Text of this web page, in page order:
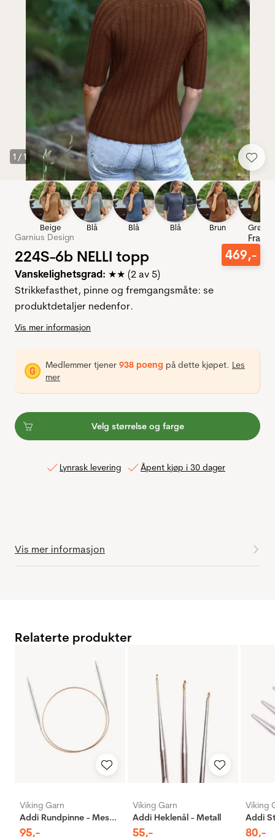
1 /1
Beige Blå Blå Blå Brun Grønn
Garnius Design
224S-6b NELLI topp
Fra
469,-
Vanskelighetsgrad: ★★ (2 av 5)
Strikkefasthet, pinne og fremgangsmåte: se
produktdetaljer nedenfor.
Vis mer informasjon
Medlemmer tjener 938 poeng på dette kjøpet. Les
mer
Velg størrelse og farge
Lynrask levering Åpent kjøp i 30 dager
Vis mer informasjon
Relaterte produkter
Viking Garn
Addi Rundpinne - Messing
95,-
Viking Garn
Addi Heklenål - Metall
55,-
Viking
80,-